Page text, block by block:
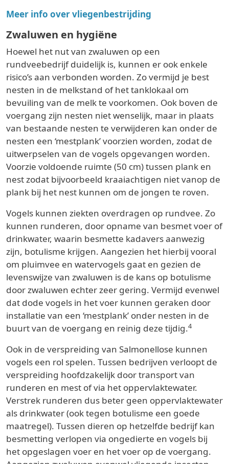
Meer info over vliegenbestrijding
Zwaluwen en hygiëne
Hoewel het nut van zwaluwen op een
rundveebedrijf duidelijk is, kunnen er ook enkele
risico’s aan verbonden worden. Zo vermijd je best
nesten in de melkstand of het tanklokaal om
bevuiling van de melk te voorkomen. Ook boven de
voergang zijn nesten niet wenselijk, maar in plaats
van bestaande nesten te verwijderen kan onder de
nesten een ‘mestplank’ voorzien worden, zodat de
uitwerpselen van de vogels opgevangen worden.
Voorzie voldoende ruimte (50 cm) tussen plank en
nest zodat bijvoorbeeld kraaiachtigen niet vanop de
plank bij het nest kunnen om de jongen te roven.
Vogels kunnen ziekten overdragen op rundvee. Zo
kunnen runderen, door opname van besmet voer of
drinkwater, waarin besmette kadavers aanwezig
zijn, botulisme krijgen. Aangezien het hierbij vooral
om pluimvee en watervogels gaat en gezien de
levenswijze van zwaluwen is de kans op botulisme
door zwaluwen echter zeer gering. Vermijd evenwel
dat dode vogels in het voer kunnen geraken door
installatie van een ‘mestplank’ onder nesten in de
buurt van de voergang en reinig deze tijdig.4
Ook in de verspreiding van Salmonellose kunnen
vogels een rol spelen. Tussen bedrijven verloopt de
verspreiding hoofdzakelijk door transport van
runderen en mest of via het oppervlaktewater.
Verstrek runderen dus beter geen oppervlaktewater
als drinkwater (ook tegen botulisme een goede
maatregel). Tussen dieren op hetzelfde bedrijf kan
besmetting verlopen via ongedierte en vogels bij
het opgeslagen voer en het voer op de voergang.